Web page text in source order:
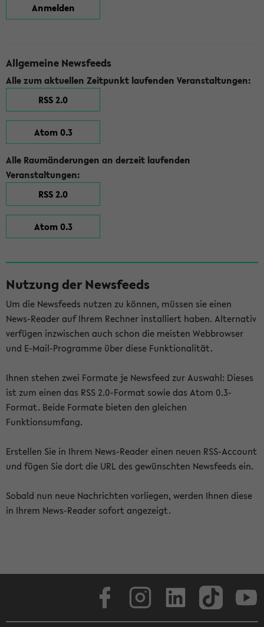
Anmelden
Allgemeine Newsfeeds
Alle zum aktuellen Zeitpunkt laufenden Veranstaltungen:
RSS 2.0
Atom 0.3
Alle Raumänderungen an derzeit laufenden
Veranstaltungen:
RSS 2.0
Atom 0.3
Nutzung der Newsfeeds
Um die Newsfeeds nutzen zu können, müssen sie einen
News-Reader auf Ihrem Rechner installiert haben. Alternativ
verfügen inzwischen auch schon die meisten Webbrowser
und E-Mail-Programme über diese Funktionalität.
Ihnen stehen zwei Formate je Newsfeed zur Auswahl: Dieses
ist zum einen das RSS 2.0-Format sowie das Atom 0.3-
Format. Beide Formate bieten den gleichen
Funktionsumfang.
Erstellen Sie in Ihrem News-Reader einen neuen RSS-Account
und fügen Sie dort die URL des gewünschten Newsfeeds ein.
Sobald nun neue Nachrichten vorliegen, werden Ihnen diese
in Ihrem News-Reader sofort angezeigt.